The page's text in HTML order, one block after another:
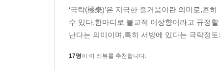
‘극락(極樂)’은 지극한 즐거움이란 의미로,흔
수 있다.한마디로 불교적 이상향이라고 규정
난다는 의미이며,특히 서방에 있다는 극락정
17명이 이 리뷰를 추천합니다.